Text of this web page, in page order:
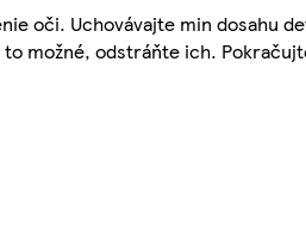
oči. Uchovávajte min dosahu
možné, odstráňte ich.